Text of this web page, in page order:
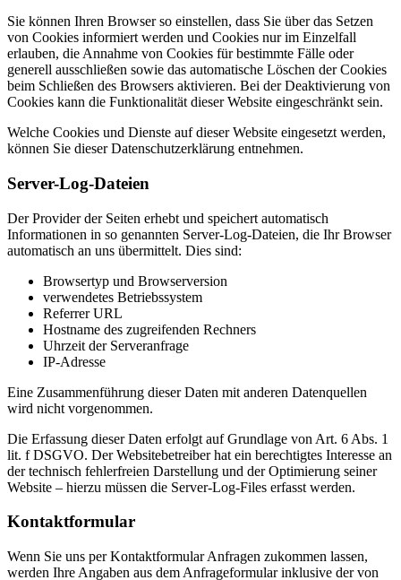
Sie können Ihren Browser so einstellen, dass Sie über das Setzen
von Cookies informiert werden und Cookies nur im Einzelfall
erlauben, die Annahme von Cookies für bestimmte Fälle oder
generell ausschließen sowie das automatische Löschen der Cookies
beim Schließen des Browsers aktivieren. Bei der Deaktivierung von
Cookies kann die Funktionalität dieser Website eingeschränkt sein.
Welche Cookies und Dienste auf dieser Website eingesetzt werden,
können Sie dieser Datenschutzerklärung entnehmen.
Server-Log-Dateien
Der Provider der Seiten erhebt und speichert automatisch
Informationen in so genannten Server-Log-Dateien, die Ihr Browser
automatisch an uns übermittelt. Dies sind:
Browsertyp und Browserversion
verwendetes Betriebssystem
Referrer URL
Hostname des zugreifenden Rechners
Uhrzeit der Serveranfrage
IP-Adresse
Eine Zusammenführung dieser Daten mit anderen Datenquellen
wird nicht vorgenommen.
Die Erfassung dieser Daten erfolgt auf Grundlage von Art. 6 Abs. 1
lit. f DSGVO. Der Websitebetreiber hat ein berechtigtes Interesse an
der technisch fehlerfreien Darstellung und der Optimierung seiner
Website – hierzu müssen die Server-Log-Files erfasst werden.
Kontaktformular
Wenn Sie uns per Kontaktformular Anfragen zukommen lassen,
werden Ihre Angaben aus dem Anfrageformular inklusive der von